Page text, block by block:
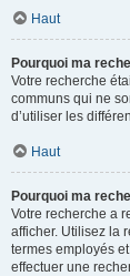
Haut
Pourquoi ma
Votre recherche
communs qui ne
d’utiliser les
Haut
Pourquoi ma
Votre recherche a
afficher. Utilisez la
termes employés
effectuer une